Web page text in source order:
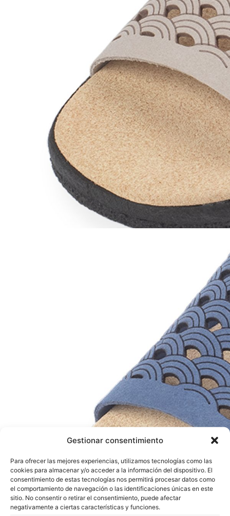
Gestionar consentimiento
Para ofrecer las mejores experiencias, utilizamos tecnologías como las
cookies para almacenar y/o acceder a la información del dispositivo. El
consentimiento de estas tecnologías nos permitirá procesar datos como
el comportamiento de navegación o las identificaciones únicas en este
sitio. No consentir o retirar el consentimiento, puede afectar
negativamente a ciertas características y funciones.